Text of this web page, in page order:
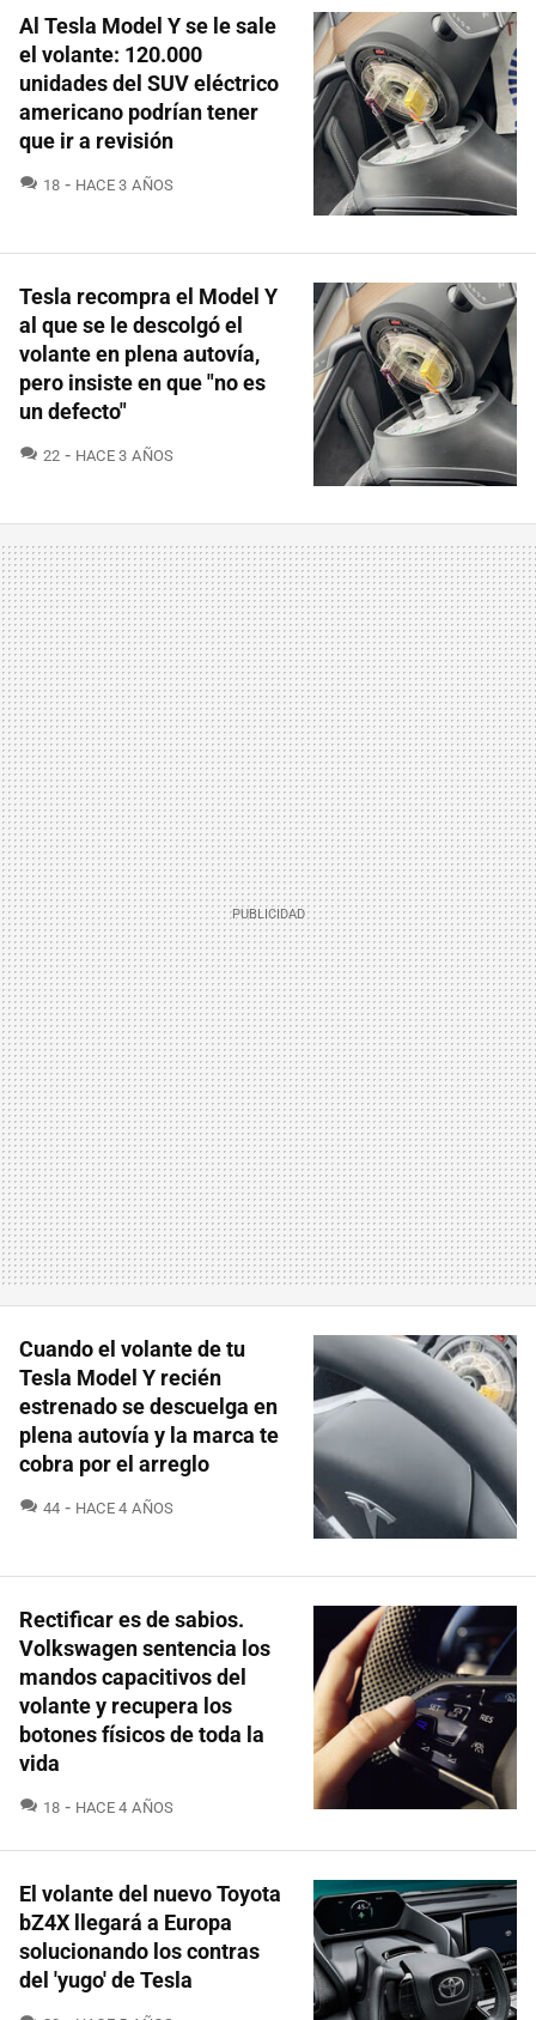
Al Tesla Model Y se le sale
el volante: 120.000
unidades del SUV eléctrico
americano podrían tener
que ir a revisión
18 COMENTARIOS
HACE 3 AÑOS
Tesla recompra el Model Y
al que se le descolgó el
volante en plena autovía,
pero insiste en que "no es
un defecto"
22 COMENTARIOS
HACE 3 AÑOS
Cuando el volante de tu
Tesla Model Y recién
estrenado se descuelga en
plena autovía y la marca te
cobra por el arreglo
44 COMENTARIOS
HACE 4 AÑOS
Rectificar es de sabios.
Volkswagen sentencia los
mandos capacitivos del
volante y recupera los
botones físicos de toda la
vida
18 COMENTARIOS
HACE 4 AÑOS
El volante del nuevo Toyota
bZ4X llegará a Europa
solucionando los contras
del 'yugo' de Tesla